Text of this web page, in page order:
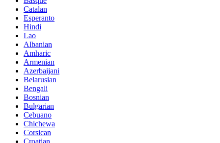
Catalan
Esperanto
Hindi
Lao
Albanian
Amharic
Armenian
Azerbaijani
Belarusian
Bengali
Bosnian
Bulgarian
Cebuano
Chichewa
Corsican
Croatian